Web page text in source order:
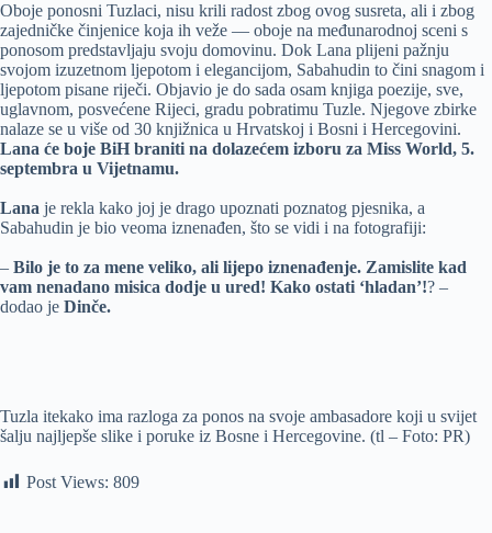
Oboje ponosni Tuzlaci, nisu krili radost zbog ovog susreta, ali i zbog
zajedničke činjenice koja ih veže — oboje na međunarodnoj sceni s
ponosom predstavljaju svoju domovinu. Dok Lana plijeni pažnju
svojom izuzetnom ljepotom i elegancijom, Sabahudin to čini snagom i
ljepotom pisane riječi. Objavio je do sada osam knjiga poezije, sve,
uglavnom, posvećene Rijeci, gradu pobratimu Tuzle. Njegove zbirke
nalaze se u više od 30 knjižnica u Hrvatskoj i Bosni i Hercegovini.
Lana će boje BiH braniti na dolazećem izboru za Miss World, 5.
septembra u Vijetnamu.
Lana je rekla kako joj je drago upoznati poznatog pjesnika, a
Sabahudin je bio veoma iznenađen, što se vidi i na fotografiji:
– Bilo je to za mene veliko, ali lijepo iznenađenje. Zamislite kad
vam nenadano misica dodje u ured! Kako ostati ‘hladan’!? –
dodao je Dinče.
Tuzla itekako ima razloga za ponos na svoje ambasadore koji u svijet
šalju najljepše slike i poruke iz Bosne i Hercegovine. (tl – Foto: PR)
Post Views: 809